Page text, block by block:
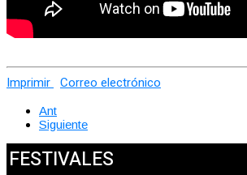
Imprimir Correo electrónico
Ant
Siguiente
FESTIVALES